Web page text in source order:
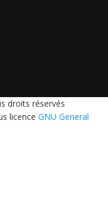
droits réservés
licence GNU General